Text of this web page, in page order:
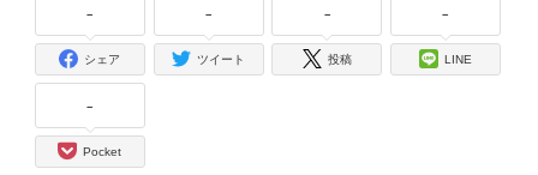
-
シェア
-
ツイート
-
投稿
-
LINE
-
Pocket